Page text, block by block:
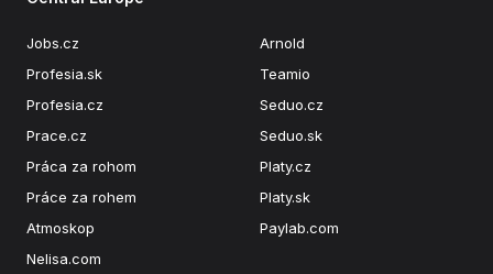
Jobs.cz
Profesia.sk
Profesia.cz
Prace.cz
Práca za rohom
Práce za rohem
Atmoskop
Nelisa.com
Arnold
Teamio
Seduo.cz
Seduo.sk
Platy.cz
Platy.sk
Paylab.com